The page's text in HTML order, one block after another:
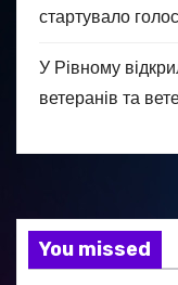
стартувало
У Рівному
ветеранів та
You missed